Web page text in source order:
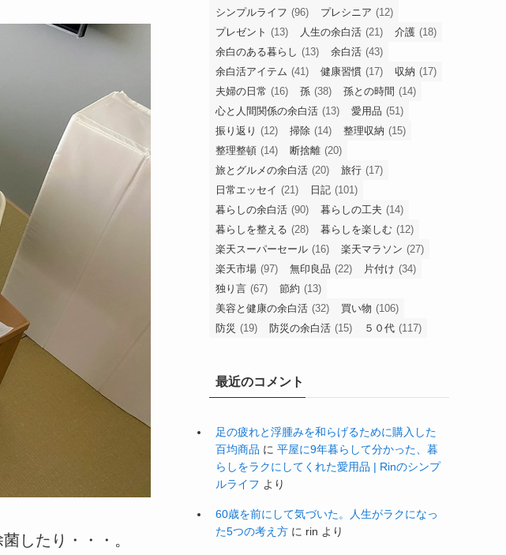
したり・・・。
シンプルライフ (96) プレシニア (12)
プレゼント (13) 人生の余白活 (21) 介護 (18)
余白のある暮らし (13) 余白活 (43)
余白活アイテム (41) 健康習慣 (17) 収納 (17)
夫婦の日常 (16) 孫 (38) 孫との時間 (14)
心と人間関係の余白活 (13) 愛用品 (51)
振り返り (12) 掃除 (14) 整理収納 (15)
整理整頓 (14) 断捨離 (20)
旅とグルメの余白活 (20) 旅行 (17)
日常エッセイ (21) 日記 (101)
暮らしの余白活 (90) 暮らしの工夫 (14)
暮らしを整える (28) 暮らしを楽しむ (12)
楽天スーパーセール (16) 楽天マラソン (27)
楽天市場 (97) 無印良品 (22) 片付け (34)
独り言 (67) 節約 (13)
美容と健康の余白活 (32) 買い物 (106)
防災 (19) 防災の余白活 (15) ５０代 (117)
最近のコメント
足の疲れと浮腫みを和らげるために購入した
百均商品 に 平屋に9年暮らして分かった、暮
らしをラクにしてくれた愛用品 | Rinのシンプ
ルライフ より
60歳を前にして気づいた。人生がラクになっ
た5つの考え方 に rin より